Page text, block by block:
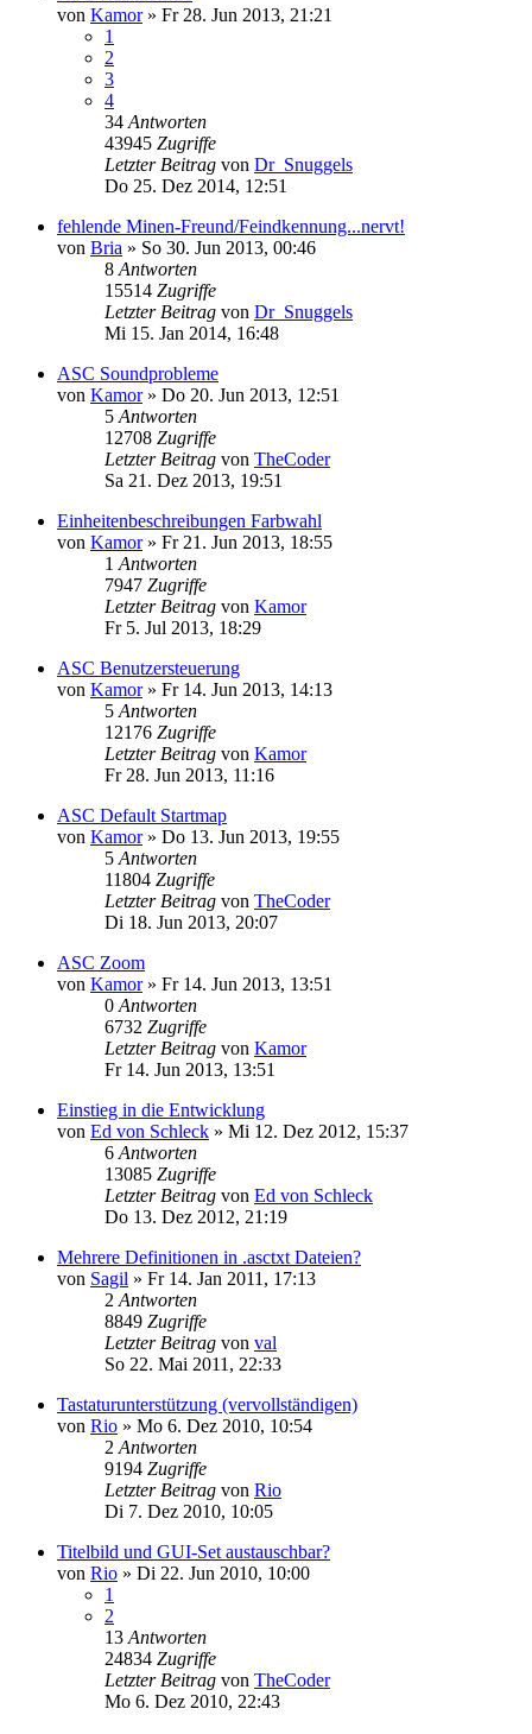
von Kamor» Fr 28. Jun 2013, 21:21
1
2
3
4
34 Antworten
43945 Zugriffe
Letzter Beitrag von Dr_Snuggels
Do 25. Dez 2014, 12:51
fehlende Minen-Freund/Feindkennung...nervt!
von Bria » So 30. Jun 2013, 00:46
8 Antworten
15514 Zugriffe
Letzter Beitrag von Dr_Snuggels
Mi 15. Jan 2014, 16:48
ASC Soundprobleme
von Kamor» Do 20. Jun 2013, 12:51
5 Antworten
12708 Zugriffe
Letzter Beitrag von TheCoder
Sa 21. Dez 2013, 19:51
Einheitenbeschreibungen Farbwahl
von Kamor» Fr 21. Jun 2013, 18:55
1 Antworten
7947 Zugriffe
Letzter Beitrag von Kamor
Fr 5. Jul 2013, 18:29
ASC Benutzersteuerung
von Kamor» Fr 14. Jun 2013, 14:13
5 Antworten
12176 Zugriffe
Letzter Beitrag von Kamor
Fr 28. Jun 2013, 11:16
ASC Default Startmap
von Kamor» Do 13. Jun 2013, 19:55
5 Antworten
11804 Zugriffe
Letzter Beitrag von TheCoder
Di 18. Jun 2013, 20:07
ASC Zoom
von Kamor» Fr 14. Jun 2013, 13:51
0 Antworten
6732 Zugriffe
Letzter Beitrag von Kamor
Fr 14. Jun 2013, 13:51
Einstieg in die Entwicklung
von Ed von Schleck » Mi 12. Dez 2012, 15:37
6 Antworten
13085 Zugriffe
Letzter Beitrag von Ed von Schleck
Do 13. Dez 2012, 21:19
Mehrere Definitionen in .asctxt Dateien?
von Sagil » Fr 14. Jan 2011, 17:13
2 Antworten
8849 Zugriffe
Letzter Beitrag von val
So 22. Mai 2011, 22:33
Tastaturunterstützung (vervollständigen)
von Rio » Mo 6. Dez 2010, 10:54
2 Antworten
9194 Zugriffe
Letzter Beitrag von Rio
Di 7. Dez 2010, 10:05
Titelbild und GUI-Set austauschbar?
von Rio » Di 22. Jun 2010, 10:00
1
2
13 Antworten
24834 Zugriffe
Letzter Beitrag von TheCoder
Mo 6. Dez 2010, 22:43